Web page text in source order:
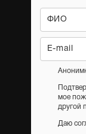
мое
другой
Даю